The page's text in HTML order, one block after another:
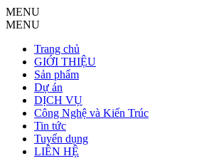
MENU
MENU
Trang chủ
GIỚI THIỆU
Sản phẩm
Dự án
DỊCH VỤ
Công Nghệ và Kiến Trúc
Tin tức
Tuyển dụng
LIÊN HỆ